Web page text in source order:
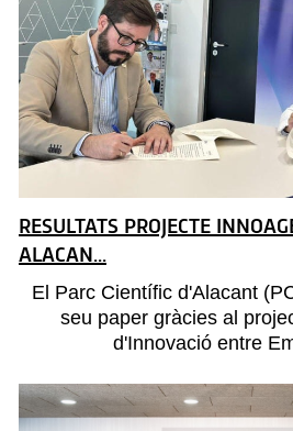
RESULTATS PROJECTE
ALACAN...
El Parc Científic d'Alacant
seu paper gràcies al
d'Innovació entre